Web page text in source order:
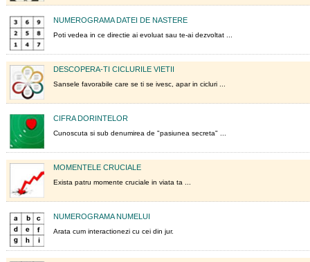
NUMEROGRAMA DATEI DE NASTERE
Poti vedea in ce directie ai evoluat sau te-ai dezvoltat ...
DESCOPERA-TI CICLURILE VIETII
Sansele favorabile care se ti se ivesc, apar in cicluri ...
CIFRA DORINTELOR
Cunoscuta si sub denumirea de "pasiunea secreta" ...
MOMENTELE CRUCIALE
Exista patru momente cruciale in viata ta ...
NUMEROGRAMA NUMELUI
Arata cum interactionezi cu cei din jur.